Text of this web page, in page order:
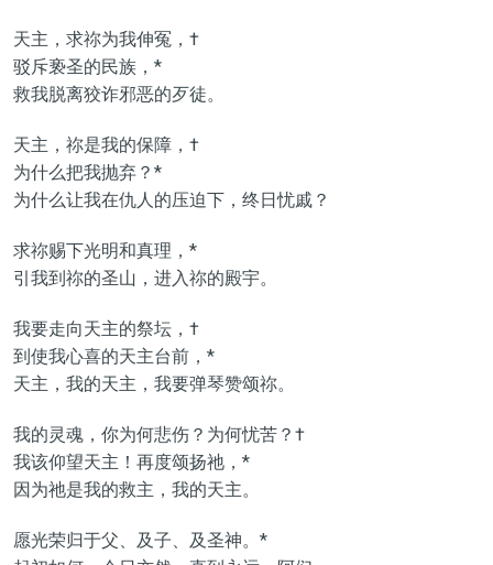
天主，求祢为我伸冤，†
驳斥亵圣的民族，*
救我脱离狡诈邪恶的歹徒。
天主，祢是我的保障，†
为什么把我抛弃？*
为什么让我在仇人的压迫下，终日忧戚？
求祢赐下光明和真理，*
引我到祢的圣山，进入祢的殿宇。
我要走向天主的祭坛，†
到使我心喜的天主台前，*
天主，我的天主，我要弹琴赞颂祢。
我的灵魂，你为何悲伤？为何忧苦？†
我该仰望天主！再度颂扬祂，*
因为祂是我的救主，我的天主。
愿光荣归于父、及子、及圣神。*